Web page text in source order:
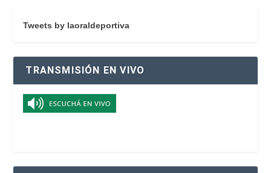
Tweets by laoraldeportiva
TRANSMISIÓN EN VIVO